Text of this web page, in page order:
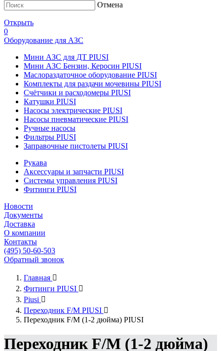
Отмена
Открыть
0
Оборудование для АЗС
Мини АЗС для ДТ PIUSI
Мини АЗС Бензин, Керосин PIUSI
Маслораздаточное оборудование PIUSI
Комплекты для раздачи мочевины PIUSI
Счётчики и расходомеры PIUSI
Катушки PIUSI
Насосы электрические PIUSI
Насосы пневматические PIUSI
Ручные насосы
Фильтры PIUSI
Заправочные пистолеты PIUSI
Рукава
Аксессуары и запчасти PIUSI
Системы управления PIUSI
Фитинги PIUSI
Новости
Документы
Доставка
О компании
Контакты
(495) 50-60-503
Обратный звонок
Главная 
Фитинги PIUSI 
Piusi 
Переходник F/M PIUSI 
Переходник F/M (1-2 дюйма) PIUSI
Переходник F/M (1-2 дюйма)